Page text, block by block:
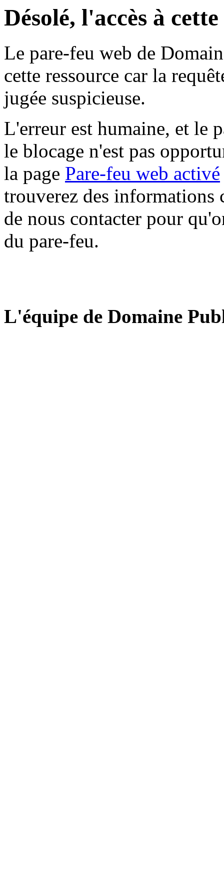
Désolé, l'accès à
Le pare-feu web de
cette ressource car la
jugée suspicieuse.
L'erreur est humaine, et le
le blocage n'est pas
la page Pare-feu web activé
trouverez des informations
de nous contacter pour
du pare-feu.
L'équipe de Domaine